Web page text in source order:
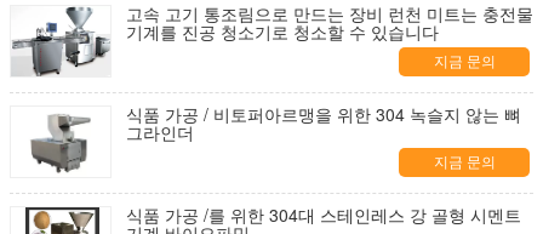
고속 고기 통조림으로 만드는 장비 런천 미트는 충전물
기계를 진공 청소기로 청소할 수 있습니다
지금 문의
식품 가공 / 비토퍼아르맹을 위한 304 녹슬지 않는 뼈
그라인더
지금 문의
식품 가공 /를 위한 304대 스테인레스 강 골형 시멘트